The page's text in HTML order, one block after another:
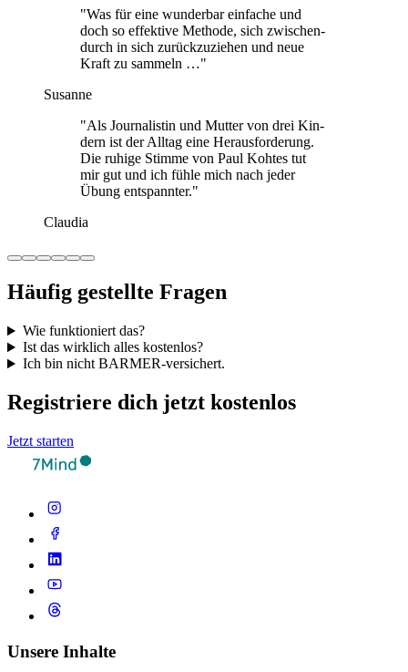
"Was für eine wun­der­bar ein­fa­che und
doch so effek­tive Methode, sich zwi­schen­
durch in sich zurück­zu­zie­hen und neue
Kraft zu sam­meln …"
Susanne
"Als Jour­na­lis­tin und Mutter von drei Kin­
dern ist der Alltag eine Her­aus­for­de­rung.
Die ruhige Stimme von Paul Kohtes tut
mir gut und ich fühle mich nach jeder
Übung ent­spann­ter."
Claudia
Häufig gestellte Fragen
Wie funktioniert das?
Ist das wirklich alles kostenlos?
Ich bin nicht BARMER-versichert.
Registriere dich jetzt kostenlos
Jetzt starten
Unsere Inhalte